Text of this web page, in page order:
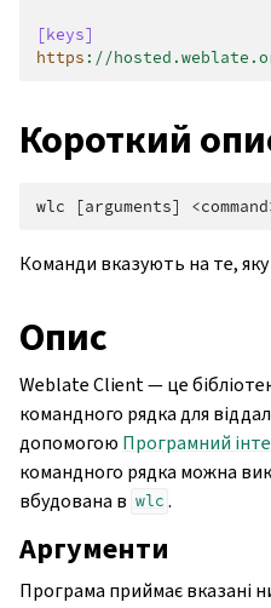
[keys]
https : //
Короткий
Команди вказують на те,
Опис
Weblate Client — це
командного рядка для
допомогою Програмний
командного рядка можна
вбудована в wlc .
Аргументи
Програма приймає вказані